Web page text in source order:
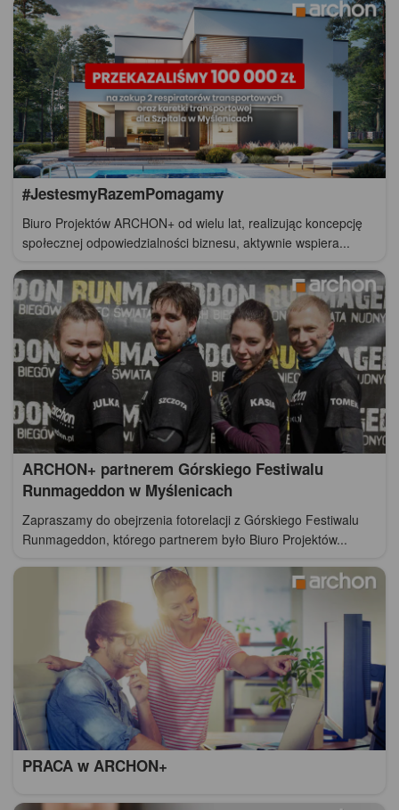
#JestesmyRazemPomagamy
Biuro Projektów ARCHON+ od wielu lat, realizując koncepcję
społecznej odpowiedzialności biznesu, aktywnie wspiera...
ARCHON+ partnerem Górskiego Festiwalu
Runmageddon w Myślenicach
Zapraszamy do obejrzenia fotorelacji z Górskiego Festiwalu
Runmageddon, którego partnerem było Biuro Projektów...
PRACA w ARCHON+